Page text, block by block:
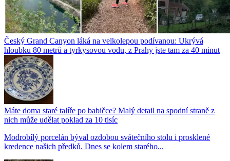
Český Grand Canyon láká na velkolepou podívanou: Ukrývá
hloubku 80 metrů a tyrkysovou vodu, z Prahy jste tam za 40 minut
Máte doma staré talíře po babičce? Malý detail na spodní straně z
nich může udělat poklad za 10 tisíc
Modrobílý porcelán býval ozdobou svátečního stolu i prosklené
kredence našich předků. Dnes se kolem starého...